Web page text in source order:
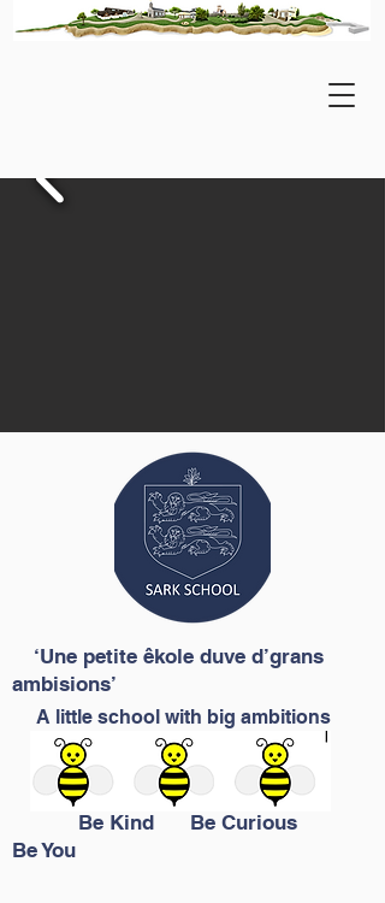
‘Une petite êkole duve d’grans
ambisions’
Be Kind Be Curious
Be You
A little school with big ambitions